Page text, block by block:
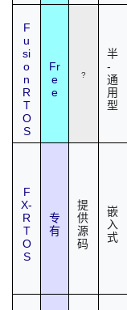
F
u
si
o
n
R
T
O
S
Fr
e
e
?
半
-
通
用
型
F
X-
R
T
O
S
专
有
提
供
源
码
嵌
入
式